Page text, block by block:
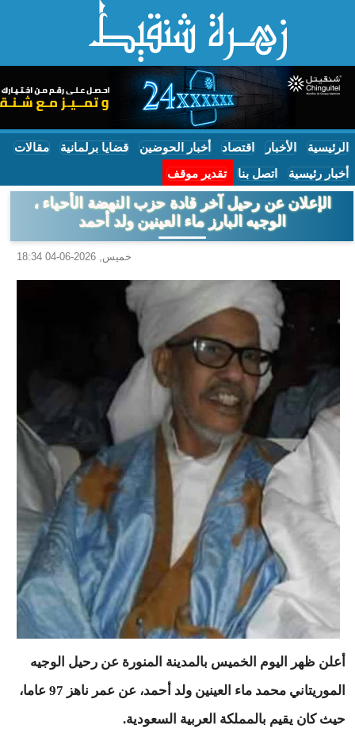
الرئيسية الأخبار اقتصاد أخبار الحوضين قضايا برلمانية مقالات
أخبار رئيسية اتصل بنا تقدير موقف
الإعلان عن رحيل آخر قادة حزب النهضة الأحياء ،
الوجيه البارز ماء العينين ولد أحمد
خميس, 2026-06-04 18:34
أعلن ظهر اليوم الخميس بالمدينة المنورة عن رحيل الوجيه
الموريتاني محمد ماء العينين ولد أحمد، عن عمر ناهز 97 عاما،
حيث كان يقيم بالمملكة العربية السعودية.